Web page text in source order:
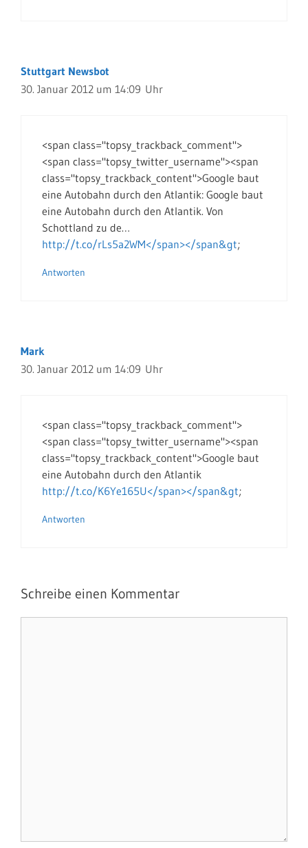
Stuttgart Newsbot
30. Januar 2012 um 14:09 Uhr
<span class="topsy_trackback_comment">
<span class="topsy_twitter_username"><span
class="topsy_trackback_content">Google baut
eine Autobahn durch den Atlantik: Google baut
eine Autobahn durch den Atlantik. Von
Schottland zu de…
http://t.co/rLs5a2WM</span></span&gt;
Antworten
Mark
30. Januar 2012 um 14:09 Uhr
<span class="topsy_trackback_comment">
<span class="topsy_twitter_username"><span
class="topsy_trackback_content">Google baut
eine Autobahn durch den Atlantik
http://t.co/K6Ye165U</span></span&gt;
Antworten
Schreibe einen Kommentar